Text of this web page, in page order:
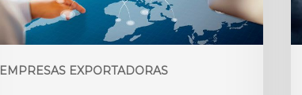
EMPRESAS EXPORTADORAS